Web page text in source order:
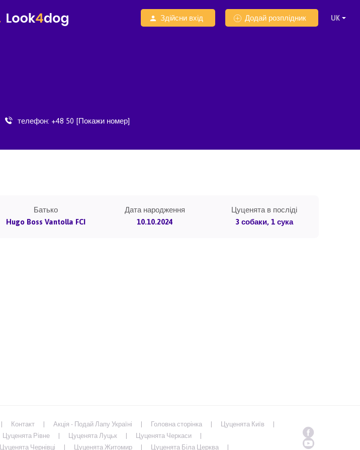
Здійсни вхід Додай розплідник
телефон: +48 50 [Покажи номер]
Батько Дата народження
Цуценята в посліді
Hugo Boss Vantolla FCI 10.10.2024 3 собаки, 1 сука
Контакт Акція - Подай Лапу Україні Головна сторінка
Цуценята Київ
Цуценята Рівне Цуценята Луцьк
Цуценята Черкаси
Цуценята Чернівці Цуценята Житомир Цуценята Біла Церква